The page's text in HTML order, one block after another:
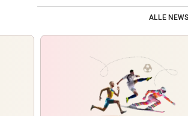
ALLE